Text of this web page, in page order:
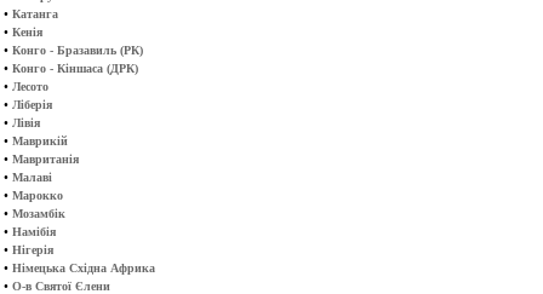
• Катанга
• Кенія
• Конго - Бразавиль (РК)
• Конго - Кіншаса (ДРК)
• Лесото
• Ліберія
• Лівія
• Маврикій
• Мавританія
• Малаві
• Марокко
• Мозамбік
• Намібія
• Нігерія
• Німецька Східна Африка
• О-в Святої Єлени